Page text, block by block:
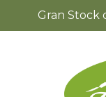
Gran Stock